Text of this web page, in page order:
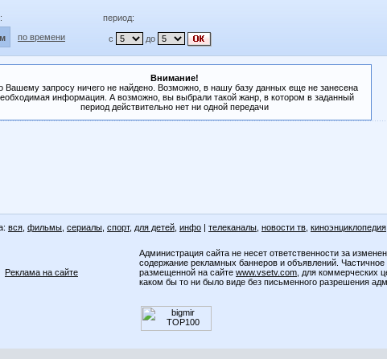
по времени
период:
с до
Внимание!
Вашему запросу ничего не найдено. Возможно, в нашу базу данных еще не занесена
информация. А возможно, вы выбрали такой жанр, в котором в заданный
период действительно нет ни одной передачи
вся фильмы сериалы спорт, для детей инфо | телеканалы новости тв киноэнциклопедия
Реклама на сайте
Администрация сайта не несет ответственности за
содержание рекламных баннеров и объявлений.
размещенной на сайте www.vsetv.com , для коммерческих
каком бы то ни было виде без письменного разрешения